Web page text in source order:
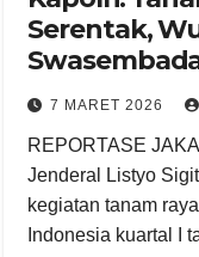
Serentak,
7 MARET 2026
REPORTASE
Jenderal Listyo
kegiatan tanam
Indonesia kuartal I